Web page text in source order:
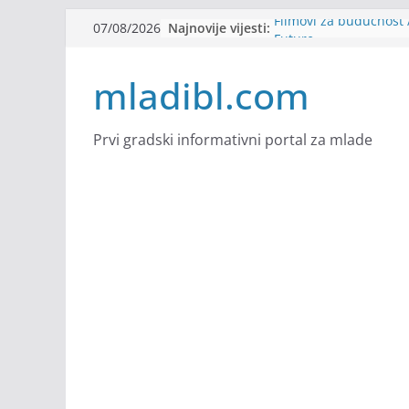
07/08/2026 Najnovije vijesti: Filmovi za budućnost
Dijaspora Servis
Stomatologija
mladibl.com
Prvi gradski informativni portal za mlade